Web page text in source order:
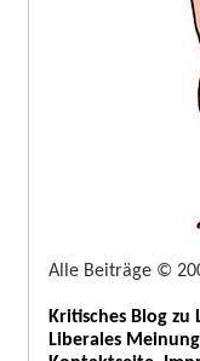
Alle Beiträge ©
Kritisches Blog
Liberales